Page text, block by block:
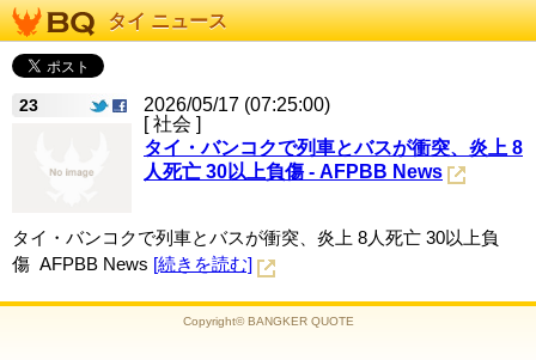
タイ ニュース
23
2026/05/17 (07:25:00)
[ 社会 ]
タイ・バンコクで列車とバスが衝突、炎上 8
人死亡 30以上負傷 - AFPBB News
タイ・バンコクで列車とバスが衝突、炎上 8人死亡 30以上負
傷 AFPBB News [続きを読む]
Copyright© BANGKER QUOTE